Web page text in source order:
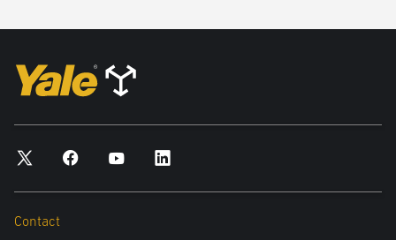
Contact